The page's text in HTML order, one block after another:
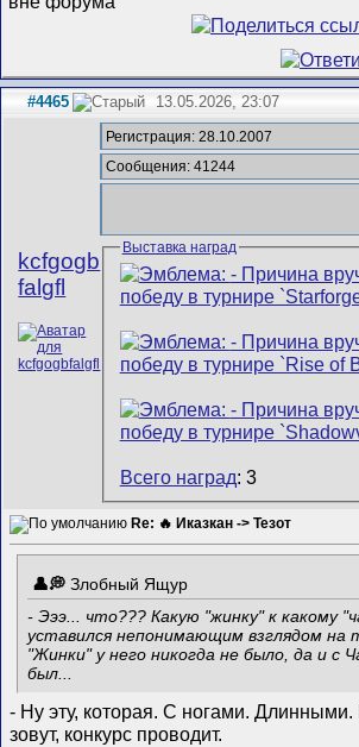
#4465 13.05.2026, 23:07
kcfgogb
falgfl
Регистрация: 28.10.2007
Сообщения: 41244
Выставка наград
Всего наград: 3
Re: 🔥 Иказкан -> Тезот
Злобный Ящур
- Эээ... что??? Какую "жинку" к какому
уставился непонимающим взглядом на
"Жинки" у него никогда не было, да и с
был...
- Ну эту, которая. С ногами. Длинными.
зовут, конкурс проводит.